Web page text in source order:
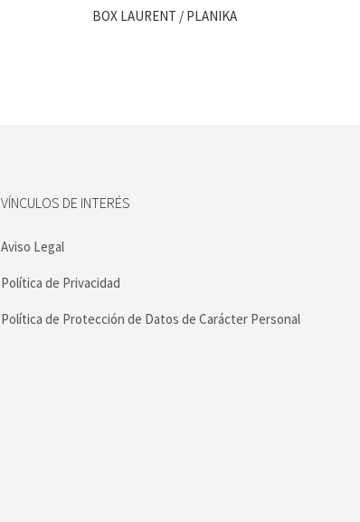
BOX LAURENT / PLANIKA
VÍNCULOS DE INTERÉS
Aviso Legal
Política de Privacidad
Política de Protección de Datos de Carácter Personal